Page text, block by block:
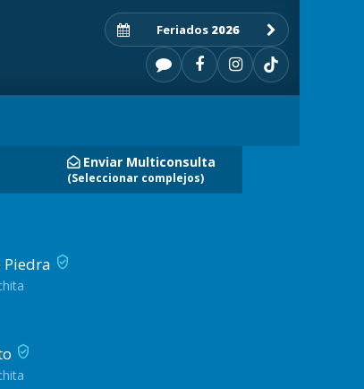
Feriados 2026
Enviar Multiconsulta
(Seleccionar complejos)
Piedra